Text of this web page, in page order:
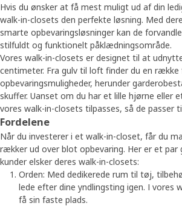
Hvis du ønsker at få mest muligt ud af din
walk-in-closets den perfekte løsning. Med
smarte opbevaringsløsninger kan de
stilfuldt og funktionelt påklædningsområde.
Vores walk-in-closets er designet til at
centimeter. Fra gulv til loft finder du en række
opbevaringsmuligheder, herunder
skuffer. Uanset om du har et lille hjørne eller
vores walk-in-closets tilpasses, så de passer
Fordelene
Når du investerer i et walk-in-closet, får du
rækker ud over blot opbevaring. Her er et par
kunder elsker deres walk-in-closets:
Orden: Med dedikerede rum til tøj,
lede efter dine yndlingsting igen. I vores
få sin faste plads.